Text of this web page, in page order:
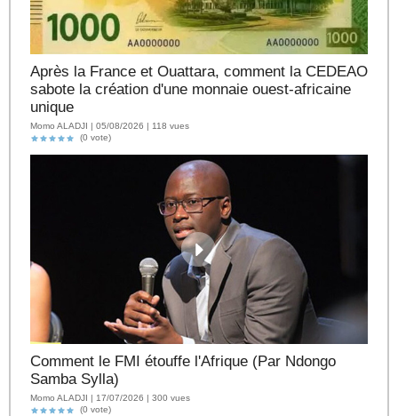
Après la France et Ouattara, comment la CEDEAO
sabote la création d'une monnaie ouest-africaine
unique
Momo ALADJI | 05/08/2026 | 118 vues
(0 vote)
Comment le FMI étouffe l'Afrique (Par Ndongo
Samba Sylla)
Momo ALADJI | 17/07/2026 | 300 vues
(0 vote)